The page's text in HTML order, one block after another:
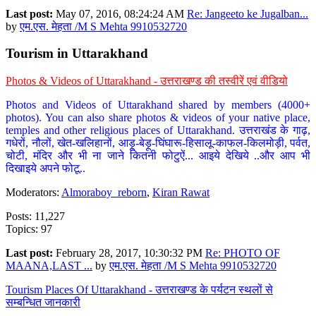
Last post: May 07, 2016, 08:24:24 AM Re: Jangeeto ke Jugalban...
byएम.एस. मेहता /M S Mehta 9910532720
Tourism in Uttarakhand
Photos & Videos of Uttarakhand - उत्तराखण्ड की तस्वीरें एवं वीडियो
Photos and Videos of Uttarakhand shared by members (4000+
photos). You can also share photos & videos of your native place,
temples and other religious places of Uttarakhand. उत्तराखंड के गाढ़,
गधेरों, नौलों, खेत-खलिहानों, आड़ू-बेड़ू-घिंघारू-हिसालू-काफल-किलमोड़ी, पर्वत,
चोटी, मंदिर और भी ना जाने कितनी फोटुऐं... आइये देखिये ..और आप भी
दिखाइये अपने फोटू..
Moderators: Almoraboy_reborn, Kiran Rawat
Posts: 11,227
Topics: 97
Last post: February 28, 2017, 10:30:32 PM Re: PHOTO OF
MAANA,LAST ... byएम.एस. मेहता /M S Mehta 9910532720
Tourism Places Of Uttarakhand - उत्तराखण्ड के पर्यटन स्थलों से
सम्बन्धित जानकारी